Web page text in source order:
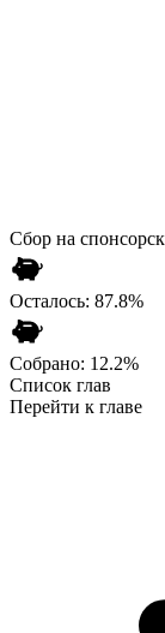
Сбор на
Осталось: 87.8%
Собрано: 12.2%
Список глав
Перейти к главе